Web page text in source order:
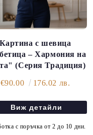
Картина с шевица
– Хармония на
(Серия Традиция)
€90.00 176.02 лв.
Виж детайли
с поръчка от 2 до 10 дни.